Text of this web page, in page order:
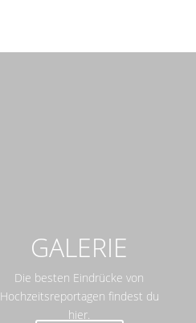
GALERIE
Die besten Eindrücke von
Hochzeitsreportagen findest du
hier.